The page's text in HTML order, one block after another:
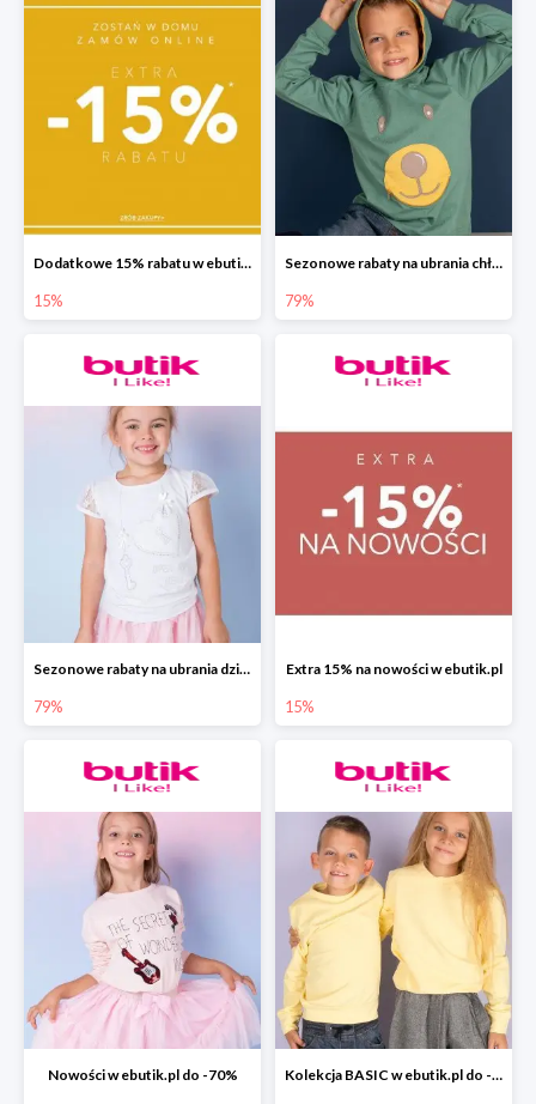
Dodatkowe 15% rabatu w ebutik.pl
15%
Sezonowe rabaty na ubrania chłopięce w ebutik.pl do -79%
79%
Sezonowe rabaty na ubrania dziewczęce w ebutik.pl do -79%
79%
Extra 15% na nowości w ebutik.pl
15%
Nowości w ebutik.pl do -70% Kolekcja BASIC w ebutik.pl do -70%